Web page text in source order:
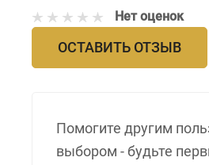
Нет оценок
ОСТАВИТЬ ОТЗЫВ
Помогите другим
выбором - будьте